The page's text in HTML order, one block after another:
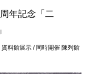
年記念「二
料館展示 / 同時開催 陳列館